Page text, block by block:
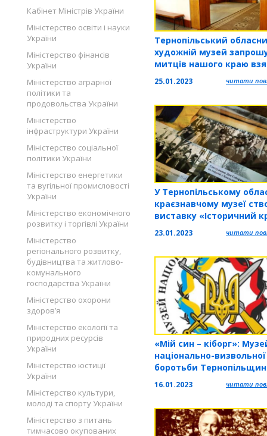
Кабінет Міністрів України
Міністерство освіти і науки
України
Міністерство фінансів
України
Міністерство аграрної
політики та
продовольства України
Міністерство
інфраструктури України
Міністерство соціальної
політики України
Міністерство енергетики
та вугільної промисловості
України
Міністерство економічного
розвитку і торгівлі України
Міністерство
регіонального розвитку,
будівництва та житлово-
комунального
господарства України
Міністерство охорони
здоров’я
Міністерство екології та
природних ресурсів
України
Міністерство юстиції
України
Міністерство культури,
молоді та спорту України
Міністерство з питань
тимчасово окупованих
Тернопільський
художній музей
митців нашого краю
участь у спільній
25.01.2023 читати
У Тернопільському
краєзнавчому музеї
виставку «Історичний
єднання і соборності»
23.01.2023 читати
«Мій син – кіборг»:
національно-визвольної
боротьби
книги
16.01.2023 читати